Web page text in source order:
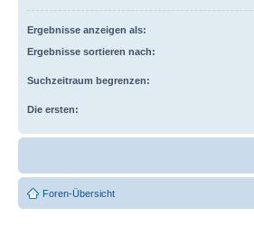
Ergebnisse anzeigen als:
Ergebnisse sortieren nach:
Suchzeitraum begrenzen:
Die ersten:
Foren-Übersicht